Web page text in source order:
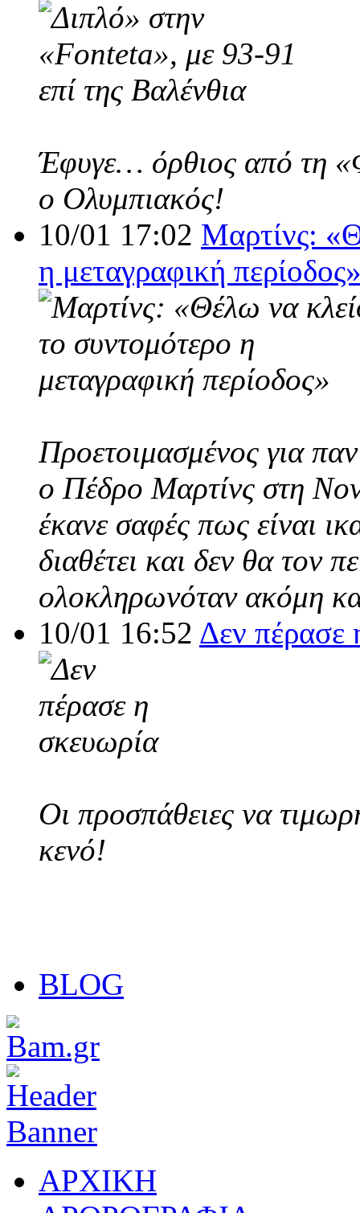
Έφυγε… όρθιος από τη
ο Ολυμπιακός!
10/01 17:02 Μαρτίνς:
η μεταγραφική
Προετοιμασμένος για
ο Πέδρο Μαρτίνς στη
έκανε σαφές πως είναι
διαθέτει και δεν θα τον
ολοκληρωνόταν ακόμη
10/01 16:52 Δεν πέρασε
Οι προσπάθειες να
κενό!
BLOG
ΑΡΧΙΚΗ